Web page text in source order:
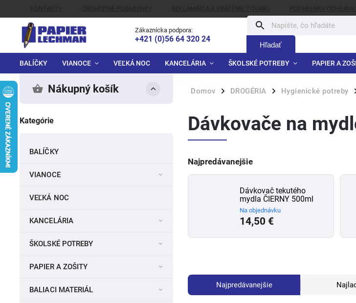
ALTERNATÍVNE RIEŠENIE SPOROV
Zákaznícka podpora:
+421 (0)56 64 320 24
Hľadať
BALÍČKY VIANOCE VEĽKÁ NOC KANCELÁRIA ŠKOLSKÉ POTREBY PAPIER A
Domov / DROGÉRIA / Hygienické potreby /
Nákupný košík
Kategórie
BALÍČKY
VIANOCE
VEĽKÁ NOC
KANCELÁRIA
ŠKOLSKÉ POTREBY
PAPIER A ZOŠITY
BALIACI MATERIÁL
Dávkovače na
Najpredávanejšie
Dávkovač tekutého
mydla ČIERNY 500ml
Na objednávku
14,50 €
Najpredávanejšie